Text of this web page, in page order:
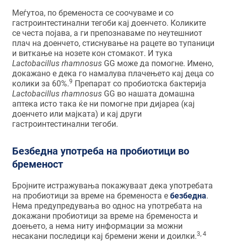
Меѓутоа, по бременоста се соочуваме и со
гастроинтестинални тегоби кај доенчето. Коликите
се честа појава, а ги препознаваме по неутешниот
плач на доенчето, стиснување на рацете во тупаници
и виткање на нозете кон стомакот. И тука
Lactobacillus rhamnosusGG може да помогне. Имено,
докажано е дека го намалува плачењето кај деца со
колики за 60%.9 Препарат со пробиотска бактерија
Lactobacillus rhamnosusGG во нашата домашна
аптека исто така ќе ни помогне при дијареа (кај
доенчето или мајката) и кај други
гастроинтестинални тегоби.
Безбедна употреба на пробиотици во
бременост
Бројните истражувања покажуваат дека употребата
на пробиотици за време на бременоста е безбедна.
Нема предупредувања во однос на употребата на
докажани пробиотици за време на бременоста и
доењето, а нема ниту информации за можни
несакани последици кај бремени жени и доилки.3, 4